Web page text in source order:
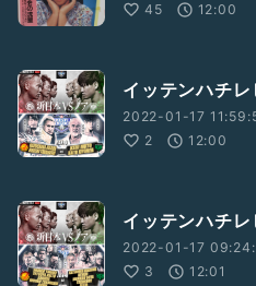
45
12:00
イッテンハチ
2022-01-17
2
12:00
イッテンハチ
2022-01-17
3
12:01